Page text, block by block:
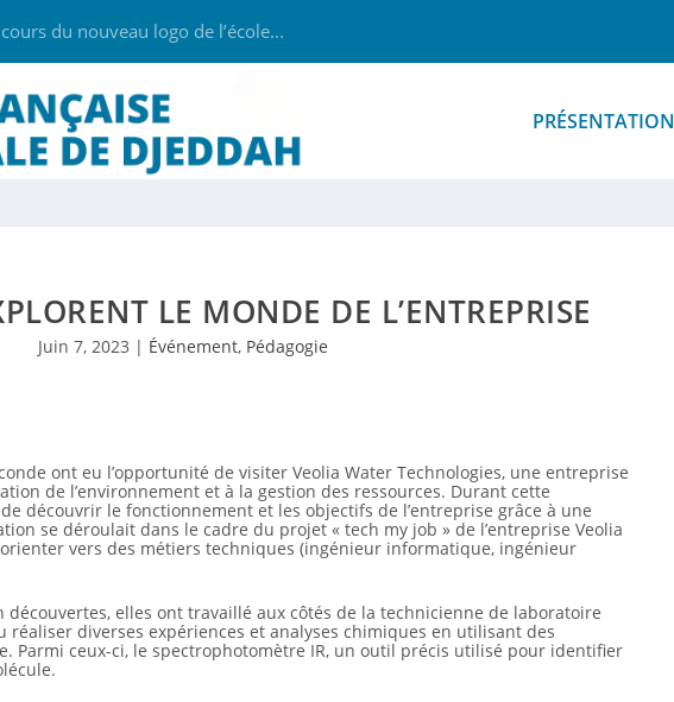
du nouveau logo de l’école...
PRÉSENTATION
LE MONDE DE L’ENTREPRISE
Juin 7, 2023 | Événement, Pédagogie
ont eu l’opportunité de visiter Veolia Water Technologies, une entreprise
de l’environnement et à la gestion des ressources. Durant cette
découvrir le fonctionnement et les objectifs de l’entreprise grâce à une
se déroulait dans le cadre du projet « tech my job » de l’entreprise Veolia
vers des métiers techniques (ingénieur informatique, ingénieur
elles ont travaillé aux côtés de la technicienne de laboratoire
réaliser diverses expériences et analyses chimiques en utilisant des
Parmi ceux-ci, le spectrophotomètre IR, un outil précis utilisé pour identifier